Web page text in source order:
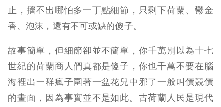
止，擠不出哪怕多一丁點細節，只剩下荷蘭、鬱金
香、泡沫，還有不可或缺的傻子。
故事簡單，但細節卻並不簡單，你千萬別以為十七
世紀的荷蘭商人們真都是傻子，你也千萬不要在腦
海裡出一群瘋子圍著一盆花兒中邪了一般叫價競價
的畫面，因為事實並不是如此。古荷蘭人民是現代